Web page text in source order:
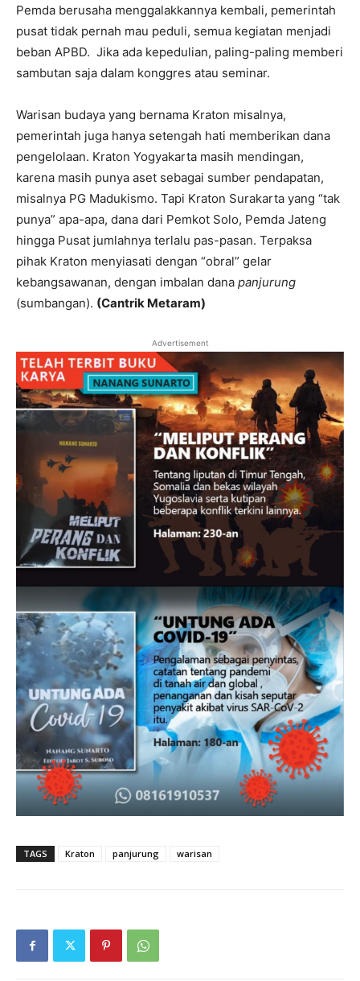
Pemda berusaha menggalakkannya kembali, pemerintah
pusat tidak pernah mau peduli, semua kegiatan menjadi
beban APBD. Jika ada kepedulian, paling-paling memberi
sambutan saja dalam konggres atau seminar.
Warisan budaya yang bernama Kraton misalnya,
pemerintah juga hanya setengah hati memberikan dana
pengelolaan. Kraton Yogyakarta masih mendingan,
karena masih punya aset sebagai sumber pendapatan,
misalnya PG Madukismo. Tapi Kraton Surakarta yang “tak
punya” apa-apa, dana dari Pemkot Solo, Pemda Jateng
hingga Pusat jumlahnya terlalu pas-pasan. Terpaksa
pihak Kraton menyiasati dengan “obral” gelar
kebangsawanan, dengan imbalan dana panjurung
(sumbangan). (Cantrik Metaram)
Advertisement
TAGS Kraton panjurung warisan